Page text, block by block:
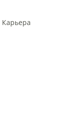
Карьера